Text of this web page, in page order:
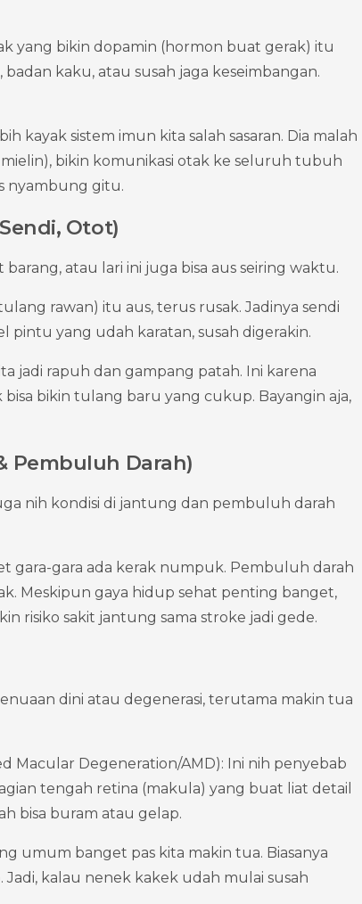
yang bikin dopamin (hormon buat gerak) itu
kaku, atau susah jaga keseimbangan.
kayak sistem imun kita salah sasaran. Dia malah
bikin komunikasi otak ke seluruh tubuh
nyambung gitu.
Otot)
atau lari ini juga bisa aus seiring waktu.
rawan) itu aus, terus rusak. Jadinya sendi
pintu yang udah karatan, susah digerakin.
jadi rapuh dan gampang patah. Ini karena
bikin tulang baru yang cukup. Bayangin aja,
Pembuluh Darah)
nih kondisi di jantung dan pembuluh darah
gara-gara ada kerak numpuk. Pembuluh darah
Meskipun gaya hidup sehat penting banget,
risiko sakit jantung sama stroke jadi gede.
dini atau degenerasi, terutama makin tua
Macular Degeneration/AMD): Ini nih penyebab
tengah retina (makula) yang buat liat detail
bisa buram atau gelap.
umum banget pas kita makin tua. Biasanya
kalau nenek kakek udah mulai susah